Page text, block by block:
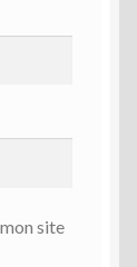
site